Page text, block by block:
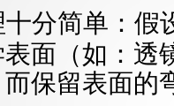
分简单：假
面（如：透
保留表面的